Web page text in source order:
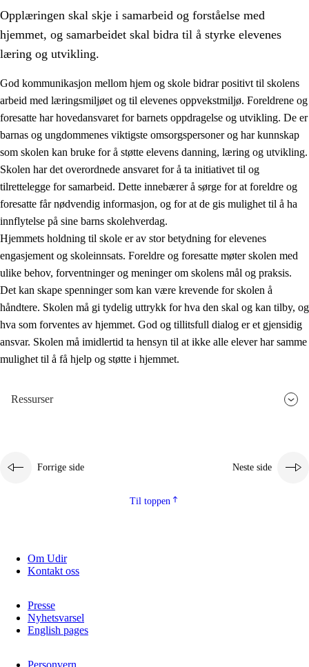
3. Prinsipper for skolens praksis
3.1 Et inkluderende læringsmiljø
3.2 Undervisning og tilpasset opplæring
3.3 Samarbeid mellom hjem og skole
3.4 Opplæring i lærebedrift og arbeidsliv
3.5 Profesjonsfellesskap og skoleutvikling
Opplæringen skal skje i samarbeid og forståelse med
hjemmet, og samarbeidet skal bidra til å styrke elevenes
læring og utvikling.
God kommunikasjon mellom hjem og skole bidrar positivt til skolens
arbeid med læringsmiljøet og til elevenes oppvekstmiljø. Foreldrene og
foresatte har hovedansvaret for barnets oppdragelse og utvikling. De er
barnas og ungdommenes viktigste omsorgspersoner og har kunnskap
som skolen kan bruke for å støtte elevens danning, læring og utvikling.
Skolen har det overordnede ansvaret for å ta initiativet til og
tilrettelegge for samarbeid. Dette innebærer å sørge for at foreldre og
foresatte får nødvendig informasjon, og for at de gis mulighet til å ha
innflytelse på sine barns skolehverdag.
Hjemmets holdning til skole er av stor betydning for elevenes
engasjement og skoleinnsats. Foreldre og foresatte møter skolen med
ulike behov, forventninger og meninger om skolens mål og praksis.
Det kan skape spenninger som kan være krevende for skolen å
håndtere. Skolen må gi tydelig uttrykk for hva den skal og kan tilby, og
hva som forventes av hjemmet. God og tillitsfull dialog er et gjensidig
ansvar. Skolen må imidlertid ta hensyn til at ikke alle elever har samme
mulighet til å få hjelp og støtte i hjemmet.
Ressurser
Forrige side Neste side
Til toppen
Om Udir
Kontakt oss
Presse
Nyhetsvarsel
English pages